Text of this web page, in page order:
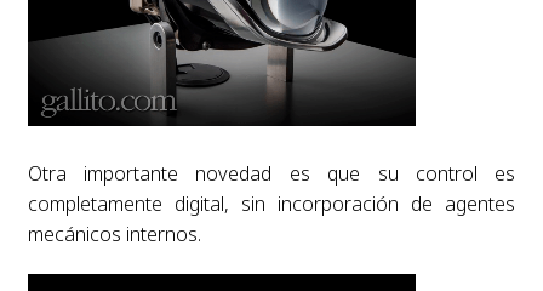
Otra importante novedad es que su control es
completamente digital, sin incorporación de agentes
mecánicos internos.